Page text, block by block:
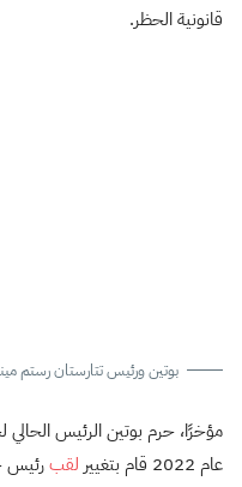
قانونية الحظر.
بوتين ورئيس تتارستان رستم
مؤخرًا، حرم بوتين الرئيس
عام 2022 قام بتغيير
لقبرئيس